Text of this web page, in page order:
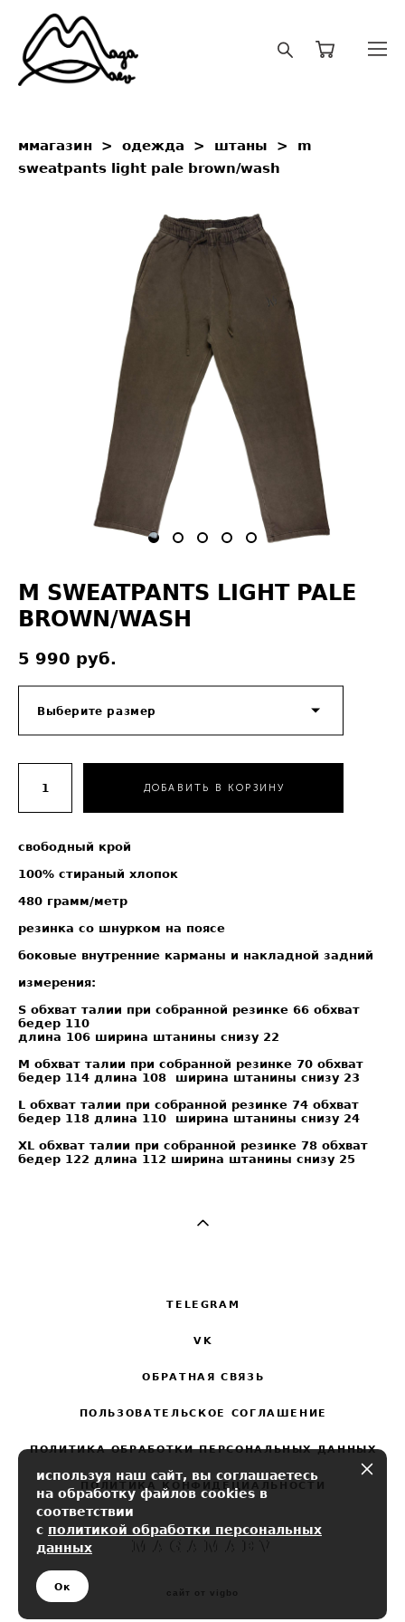
ммагазин > одежда > штаны > m
sweatpants light pale brown/wash
M SWEATPANTS LIGHT PALE
BROWN/WASH
5 990 pуб.
Выберите размер
ДОБАВИТЬ В КОРЗИНУ
свободный крой
100% стираный хлопок
480 грамм/метр
резинка со шнурком на поясе
боковые внутренние карманы и накладной задний
измерения:
S обхват талии при собранной резинке 66 обхват
бедер 110
длина 106 ширина штанины снизу 22
M обхват талии при собранной резинке 70 обхват
бедер 114 длина 108 ширина штанины снизу 23
L обхват талии при собранной резинке 74 обхват
бедер 118 длина 110 ширина штанины снизу 24​
XL обхват талии при собранной резинке 78 обхват
бедер 122 длина 112 ширина штанины снизу 25
TELEGRAM
VK
ОБРАТНАЯ СВЯЗЬ
ПОЛЬЗОВАТЕЛЬСКОЕ СОГЛАШЕНИЕ
ПОЛИТИКА ОБРАБОТКИ ПЕРСОНАЛЬНЫХ ДАННЫХ
ПОЛИТИКА КОНФИДЕЦИАЛЬНОСТИ
сайт от vigbo
используя наш сайт, вы соглашаетесь
на обработку файлов cookies в
соответствии
с политикой обработки персональных
данных
Ок